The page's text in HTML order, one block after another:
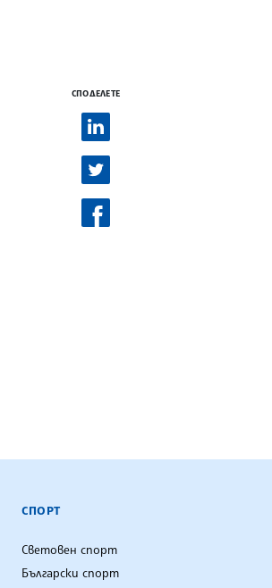
СПОДЕЛЕТЕ
СПОРТ
Световен спорт
Български спорт